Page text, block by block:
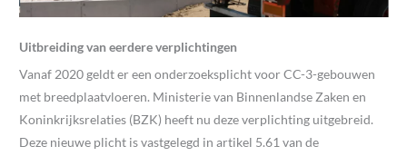
Uitbreiding van eerdere verplichtingen
Vanaf 2020 geldt er een onderzoeksplicht voor CC-3-gebouwen
met breedplaatvloeren. Ministerie van Binnenlandse Zaken en
Koninkrijksrelaties (BZK) heeft nu deze verplichting uitgebreid.
Deze nieuwe plicht is vastgelegd in artikel 5.61 van de